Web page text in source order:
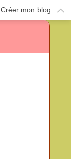
Créer mon blog